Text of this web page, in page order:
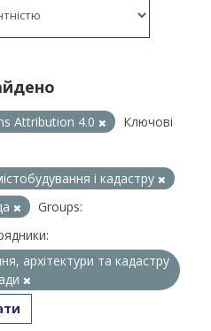
Attribution 4.0
Ключові
і кадастру
Groups:
архітектури та кадастру